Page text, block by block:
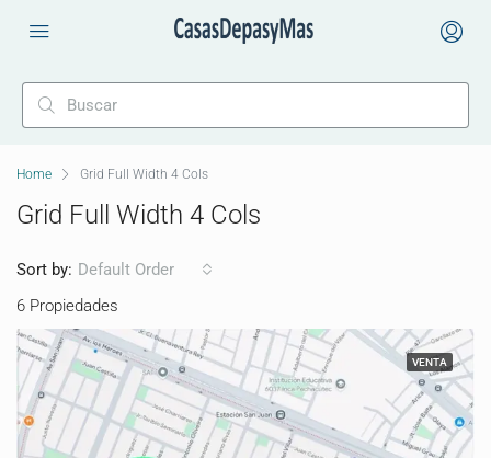
Home Grid Full Width 4 Cols
Grid Full Width 4 Cols
6 Propiedades
Sort by: Default Order
VENTA